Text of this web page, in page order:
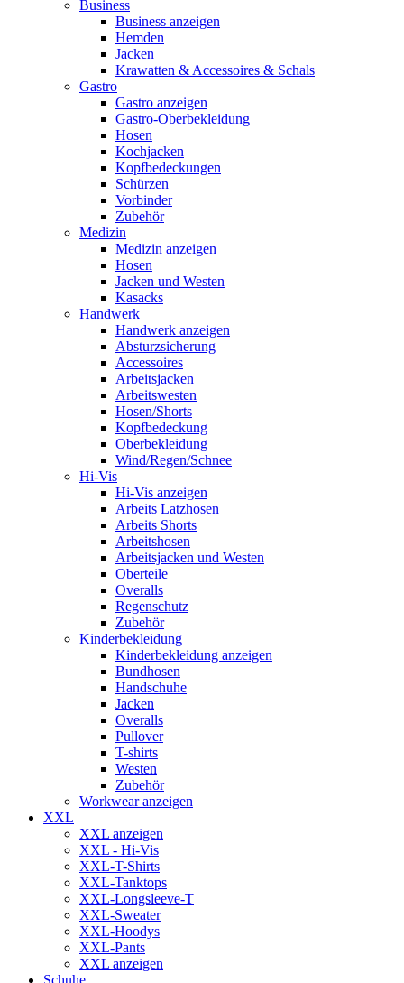
Business
Business anzeigen
Hemden
Jacken
Krawatten & Accessoires & Schals
Gastro
Gastro anzeigen
Gastro-Oberbekleidung
Hosen
Kochjacken
Kopfbedeckungen
Schürzen
Vorbinder
Zubehör
Medizin
Medizin anzeigen
Hosen
Jacken und Westen
Kasacks
Handwerk
Handwerk anzeigen
Absturzsicherung
Accessoires
Arbeitsjacken
Arbeitswesten
Hosen/Shorts
Kopfbedeckung
Oberbekleidung
Wind/Regen/Schnee
Hi-Vis
Hi-Vis anzeigen
Arbeits Latzhosen
Arbeits Shorts
Arbeitshosen
Arbeitsjacken und Westen
Oberteile
Overalls
Regenschutz
Zubehör
Kinderbekleidung
Kinderbekleidung anzeigen
Bundhosen
Handschuhe
Jacken
Overalls
Pullover
T-shirts
Westen
Zubehör
Workwear anzeigen
XXL
XXL anzeigen
XXL - Hi-Vis
XXL-T-Shirts
XXL-Tanktops
XXL-Longsleeve-T
XXL-Sweater
XXL-Hoodys
XXL-Pants
XXL anzeigen
Schuhe